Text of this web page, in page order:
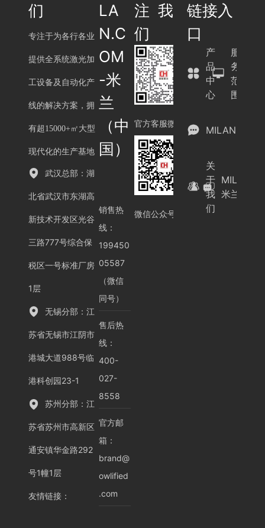
们
专注于为各行各业
提供全系统激光加
工设备及自动化产
线的解决方案，拥
有超15000+㎡大型
现代化的生产基地
武汉总部：湖
北省武汉市东湖高
新技术开发区光谷
三路777号综合保
税区一号标准厂房
1层
无锡分部：江
苏省无锡市江阴市
港城大道988号临
港科创园23-1
苏州分部：江
苏省苏州市高新区
通安镇华金路292
号1幢1层
友情链接：
LA
N.C
OM
-米
兰
（中
国）
销售热
线：
199450
05587
（微信
同号）
售后热
线：
400-
027-
8558
官方邮
箱：
brand@
owlified
.com
注我
们
官方客服微信
微信公众号
链接入
口
产
品
中
心
服
务
范
围
MILAN.COM
关
于
我
们
米兰（中